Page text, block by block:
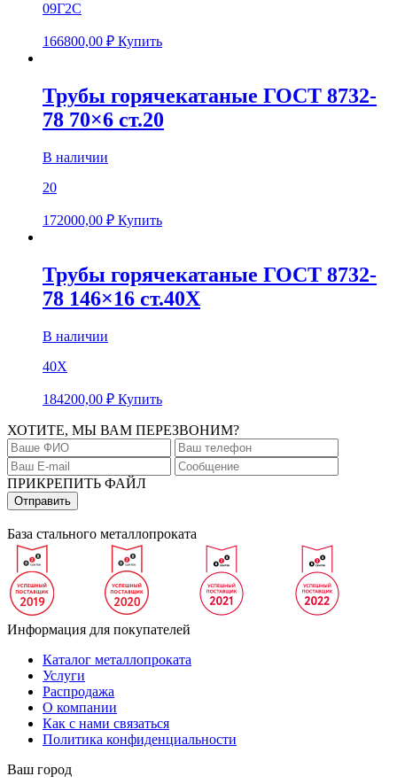
09Г2С
166800,00 ₽ Купить
Трубы горячекатаные ГОСТ 8732-
78 70×6 ст.20
В наличии
20
172000,00 ₽ Купить
Трубы горячекатаные ГОСТ 8732-
78 146×16 ст.40Х
В наличии
40Х
184200,00 ₽ Купить
ХОТИТЕ, МЫ ВАМ ПЕРЕЗВОНИМ?
ПРИКРЕПИТЬ ФАЙЛ
База стального металлопроката
Информация для покупателей
Каталог металлопроката
Услуги
Распродажа
О компании
Как с нами связаться
Политика конфиденциальности
Ваш город